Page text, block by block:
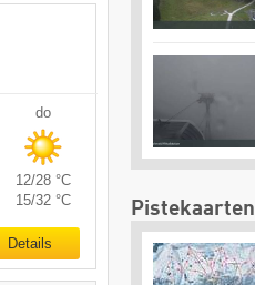
do
12/28 °C
15/32 °C
Details
Pistekaarten